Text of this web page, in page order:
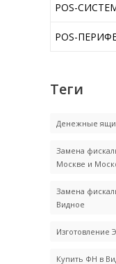
POS-
POS-
Теги
Денежные
Замена
Москве и
Замена
Видное
Изготовление
Купить ФН в